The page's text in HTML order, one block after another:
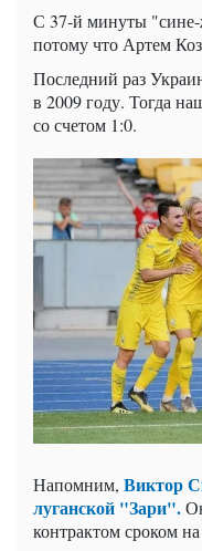
С 37-й минуты
потому что Артем
Последний раз
в 2009 году. Тогда
со счетом 1:0.
Напомним, Виктор
луганской "Зари".
контрактом сроком